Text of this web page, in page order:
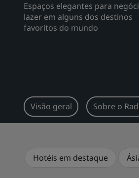
Espaços elegantes para
lazer em alguns dos destinos
favoritos do mundo
Visão geral Sobre o
Hotéis em destaque